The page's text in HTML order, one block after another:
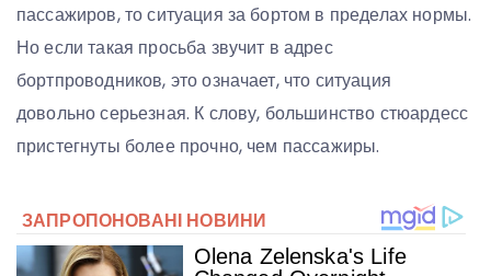
пассажиров, то ситуация за бортом в пределах нормы.
Но если такая просьба звучит в адрес
бортпроводников, это означает, что ситуация
довольно серьезная. К слову, большинство стюардесс
пристегнуты более прочно, чем пассажиры.